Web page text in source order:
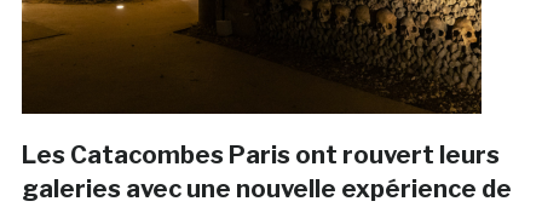
Les Catacombes Paris ont rouvert leurs
galeries avec une nouvelle expérience de